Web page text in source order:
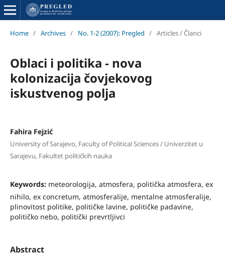
Home / Archives / No. 1-2 (2007): Pregled / Articles / Članci
Oblaci i politika - nova
kolonizacija čovjekovog
iskustvenog polja
Fahira Fejzić
University of Sarajevo, Faculty of Political Sciences / Univerzitet u
Sarajevu, Fakultet političkih nauka
Keywords: meteorologija, atmosfera, politička atmosfera, ex
nihilo, ex concretum, atmosferalije, mentalne atmosferalije,
plinovitost politike, političke lavine, političke padavine,
političko nebo, politički prevrtljivci
Abstract